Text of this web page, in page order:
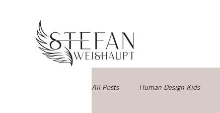
All Posts Human Design Kids